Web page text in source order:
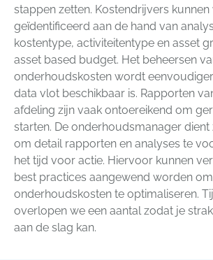
stappen zetten. Kostendrijvers
geïdentificeerd aan de hand van
kostentype, activiteitentype en asset
asset based budget. Het beheersen
onderhoudskosten wordt
data vlot beschikbaar is. Rapporten
afdeling zijn vaak ontoereikend om
starten. De onderhoudsmanager dient
om detail rapporten en analyses te
het tijd voor actie. Hiervoor kunnen
best practices aangewend worden om
onderhoudskosten te optimaliseren.
overlopen we een aantal zodat je
aan de slag kan.